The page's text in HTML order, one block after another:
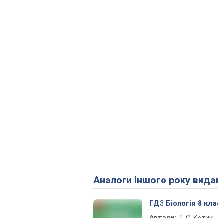
Аналоги іншого року
ГДЗ Біологія 8